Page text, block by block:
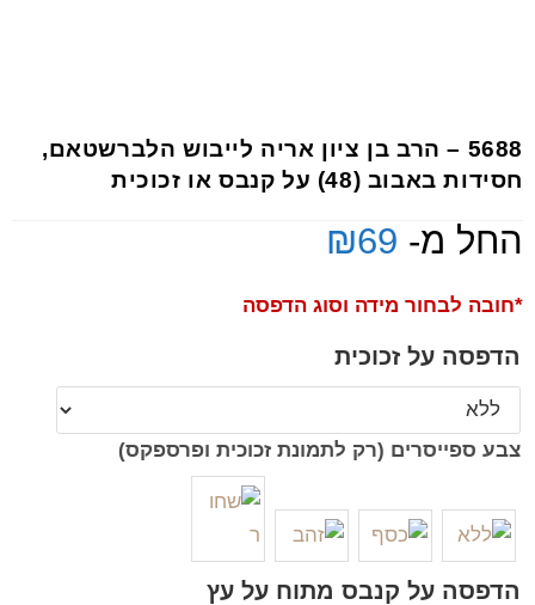
5688 – הרב בן ציון אריה לייבוש הלברשטאם,
חסידות באבוב (48) על קנבס או זכוכית
החל מ- ₪69
*חובה לבחור מידה וסוג הדפסה
הדפסה על זכוכית
צבע ספייסרים (רק לתמונת זכוכית ופרספקס)
הדפסה על קנבס מתוח על עץ